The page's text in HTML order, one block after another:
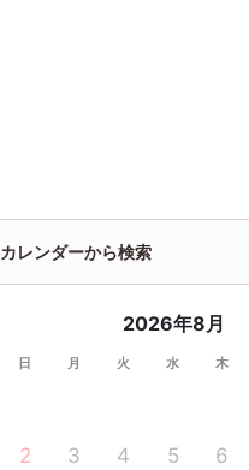
カレンダーから検索
2026年8月
日 月 火 水 木
2
3 4 5 6